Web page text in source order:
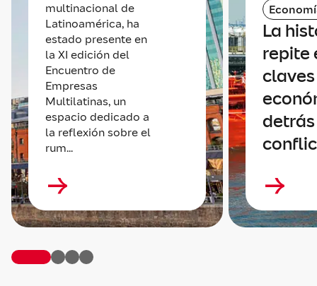
multinacional de
Latinoamérica, ha
estado presente en
la XI edición del
Encuentro de
Empresas
Multilatinas, un
espacio dedicado a
la reflexión sobre el
rum...
La
repite
claves